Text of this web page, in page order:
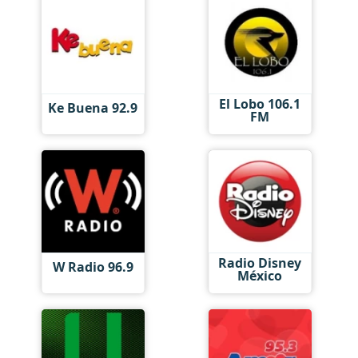
Ke Buena 92.9 El Lobo 106.1
FM
W Radio 96.9 Radio Disney
México